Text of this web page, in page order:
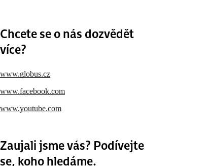
Chcete se o nás dozvědět
více?
www.globus.cz
www.facebook.com
www.youtube.com
Zaujali jsme vás? Podívejte
se, koho hledáme.